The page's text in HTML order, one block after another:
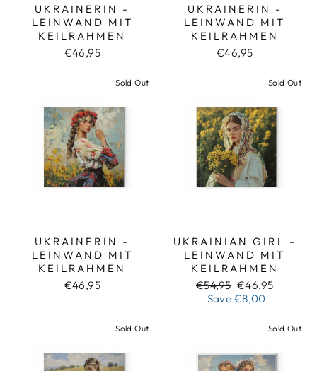
UKRAINERIN -
LEINWAND MIT
KEILRAHMEN
€46,95
UKRAINERIN -
LEINWAND MIT
KEILRAHMEN
€46,95
Sold Out
UKRAINERIN -
LEINWAND MIT
KEILRAHMEN
€46,95
Sold Out
UKRAINIAN GIRL -
LEINWAND MIT
KEILRAHMEN
Regular
price
€54,95 Sale
price
€46,95
Save €8,00
Sold Out Sold Out